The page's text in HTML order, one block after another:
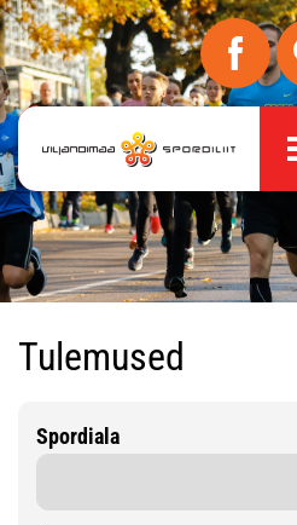
Tulemused
Spordiala